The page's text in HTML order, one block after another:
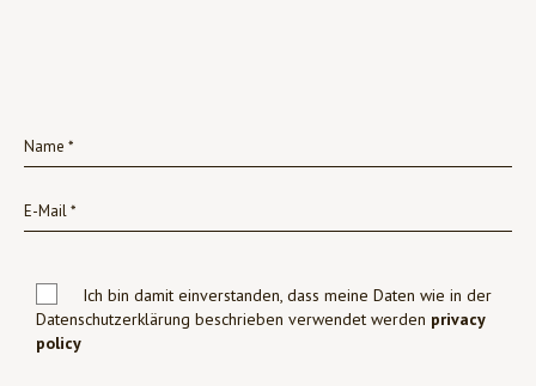
Ich bin damit einverstanden, dass meine Daten wie in der
Datenschutzerklärung beschrieben verwendet werden privacy
policy